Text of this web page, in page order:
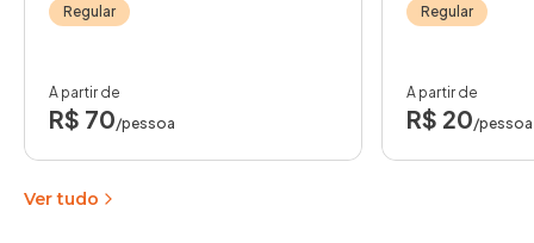
Regular
A partir de
R$ 70/pessoa
Regular
A partir de
R$ 20/pessoa
Ver tudo